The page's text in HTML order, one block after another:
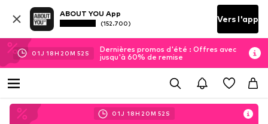
ABOUT YOU App
(152.700) Vers l'app
01J 18H 20M 51 S
Dernières promos d'été : Offres avec
jusqu'à 60% de remise
01J 18H 20M 51 S